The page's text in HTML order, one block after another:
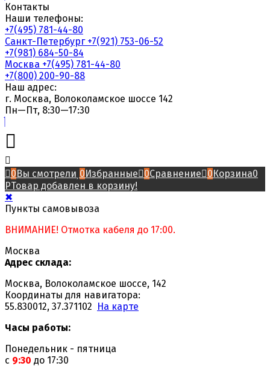
Контакты
Наши телефоны:
+7(495) 781-44-80
Санкт-Петербург +7(921) 753-06-52
+7(981) 684-50-84
Москва +7(495) 781-44-80
+7(800) 200-90-88
Наш адрес:
г. Москва, Волоколамское шоссе 142
Пн—Пт, 8:30—17:30
0Вы смотрели 0Избранные 0Сравнение 0Корзина0
РТовар добавлен в корзину!
✖
Пункты самовывоза
ВНИМАНИЕ! Отмотка кабеля до 17:00.
Москва
Адрес склада:
Москва, Волоколамское шоссе, 142
Координаты для навигатора:
55.830012, 37.371102 На карте
Часы работы:
Понедельник - пятница
с 9:30 до 17:30